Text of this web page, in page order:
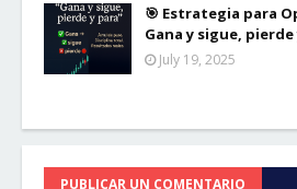
🎯 Estrategia para
Gana y sigue, pierde
July 19, 2025
PUBLICAR UN COMENTARIO